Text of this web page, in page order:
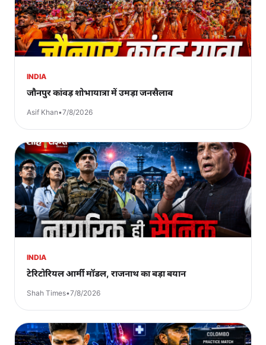
INDIA
जौनपुर कांवड़ शोभायात्रा में उमड़ा जनसैलाब
Asif Khan•7/8/2026
INDIA
टेरिटोरियल आर्मी मॉडल, राजनाथ का बड़ा बयान
Shah Times•7/8/2026